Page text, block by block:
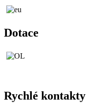
Dotace
Rychlé kontakty